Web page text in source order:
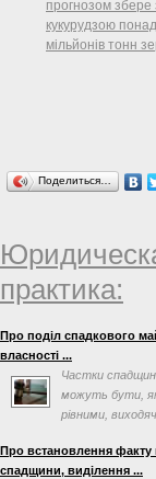
прогнозом збере
кукурудзою
мільйонів тонн
Поделиться…
практика:
Про поділ спадкового
власності ...
Частки
можуть бути, як
рівними,
Про встановлення факту
спадщини, виділення ...